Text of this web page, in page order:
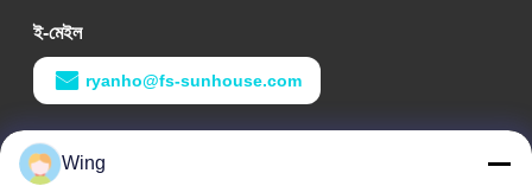
ই-মেইল
ryanho@fs-sunhouse.com
কাজের সময়
9:00-18:00
Wing